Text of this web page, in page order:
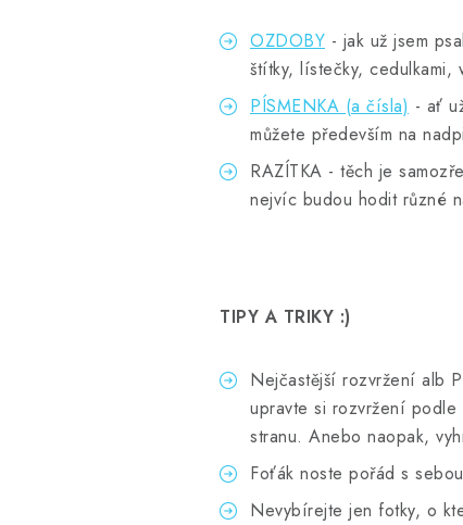
OZDOBY - jak už jsem
štítky, lístečky, cedulkami,
PÍSMENKA (a čísla) - ať
můžete především na
RAZÍTKA - těch je
nejvíc budou hodit různé
TIPY A TRIKY :)
Nejčastější rozvržení alb
upravte si rozvržení
stranu. Anebo naopak,
Foťák noste pořád s
Nevybírejte jen fotky, o